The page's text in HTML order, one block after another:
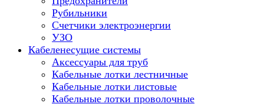
Рубильники
Счетчики электроэнергии
УЗО
Кабеленесущие системы
Аксессуары для труб
Кабельные лотки лестничные
Кабельные лотки листовые
Кабельные лотки проволочные